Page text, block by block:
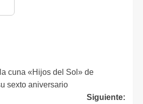
cuna «Hijos del Sol» de
sexto aniversario
Siguiente: